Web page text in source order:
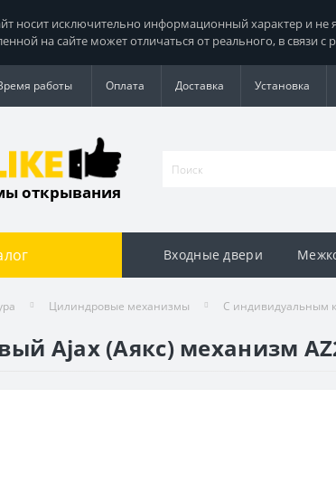
носит исключительно информационный характер и не
на сайте может отличаться от реального, в связи
работы Оплата Доставка Установка
открывания
Входные двери
Цилиндровые механизмы С индивидуальным
Ajax (Аякс) механизм